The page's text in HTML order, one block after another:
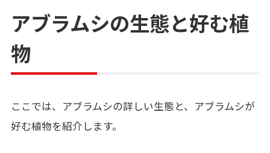
アブラムシの生態と好む植
物
ここでは、アブラムシの詳しい生態と、アブラムシが
好む植物を紹介します。